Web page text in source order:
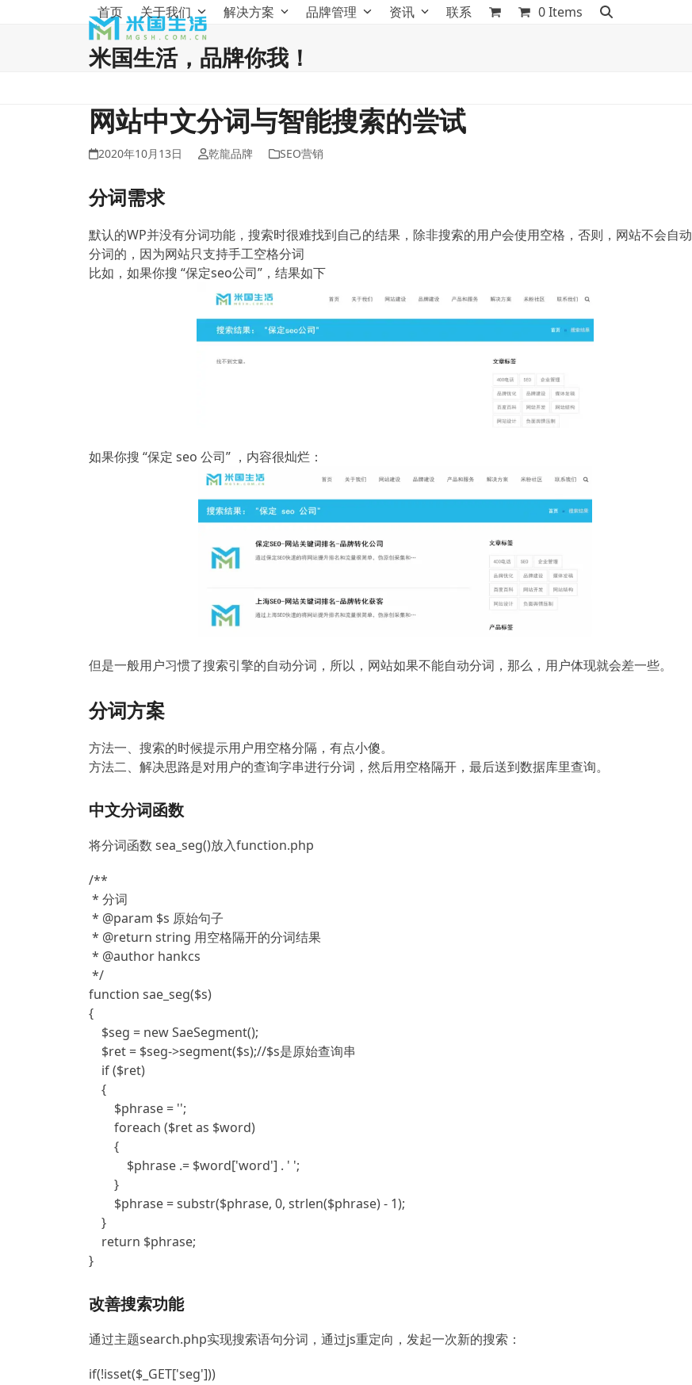
首页 关于我们 解决方案 品牌管理 资讯 联系 0 Items
米国生活，品牌你我！
网站中文分词与智能搜索的尝试
2020年10月13日 乾龍品牌 SEO营销
分词需求
默认的WP并没有分词功能，搜索时很难找到自己的结果，除非搜索的用户会使用空格，否则，网站不会自动
分词的，因为网站只支持手工空格分词
比如，如果你搜 “保定seo公司”，结果如下
如果你搜 “保定 seo 公司” ，内容很灿烂：
但是一般用户习惯了搜索引擎的自动分词，所以，网站如果不能自动分词，那么，用户体现就会差一些。
分词方案
方法一、搜索的时候提示用户用空格分隔，有点小傻。
方法二、解决思路是对用户的查询字串进行分词，然后用空格隔开，最后送到数据库里查询。
中文分词函数
将分词函数 sea_seg()放入function.php
/**
function sae_seg($s)
{
}
改善搜索功能
通过主题search.php实现搜索语句分词，通过js重定向，发起一次新的搜索：
if(!isset($_GET['seg']))